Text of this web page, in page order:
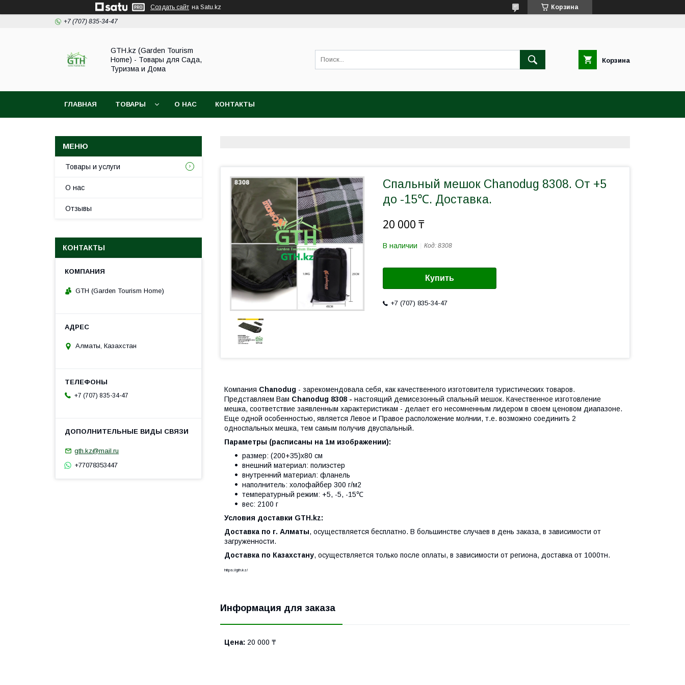
Создать сайт на Satu.kz Корзина
+7 (707) 835-34-47
GTH.kz (Garden Tourism
Home) - Товары для Сада,
Туризма и Дома
Корзина
ГЛАВНАЯ ТОВАРЫ О НАС КОНТАКТЫ
Спальный мешок Chanodug 8308. От +5
до -15℃. Доставка.
20 000 ₸
В наличии Код: 8308
Купить
+7 (707) 835-34-47
Компания Chanodug - зарекомендовала себя, как качественного изготовителя туристических товаров.
Представляем Вам Chanodug 8308 - настоящий демисезонный спальный мешок. Качественное изготовление
мешка, соответствие заявленным характеристикам - делает его несомненным лидером в своем ценовом диапазоне.
Еще одной особенностью, является Левое и Правое расположение молнии, т.е. возможно соединить 2
односпальных мешка, тем самым получив двуспальный.
Параметры (расписаны на 1м изображении):
размер: (200+35)х80 см
внешний материал: полиэстер
внутренний материал: фланель
наполнитель: холофайбер 300 г/м2
температурный режим: +5, -5, -15℃
вес: 2100 г
Условия доставки GTH.kz:
Доставка по г. Алматы, осуществляется бесплатно. В большинстве случаев в день заказа, в зависимости от
загруженности.
Доставка по Казахстану, осуществляется только после оплаты, в зависимости от региона, доставка от 1000тн.
https://gth.kz/
Информация для заказа
Цена: 20 000 ₸
Товары и услуги
О нас
Отзывы
КОНТАКТЫ
GTH (Garden Tourism Home)
Алматы, Казахстан
+7 (707) 835-34-47
gth.kz@mail.ru
+77078353447